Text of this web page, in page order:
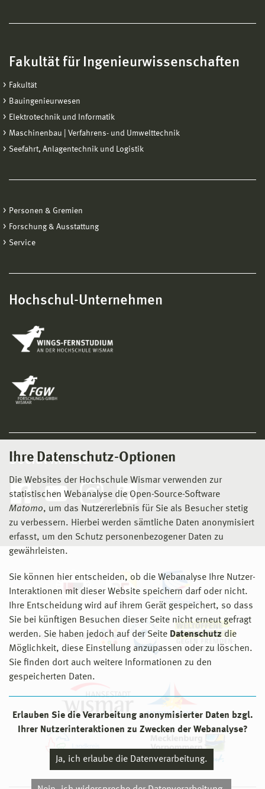
Ihre Datenschutz-Optionen
Die Websites der Hochschule Wismar verwenden zur
statistischen Webanalyse die Open-Source-Software
Matomo, um das Nutzererlebnis für Sie als Besucher stetig
zu verbessern. Hierbei werden sämtliche Daten anonymisiert
erfasst, um den Schutz personenbezogener Daten zu
gewährleisten.
Sie können hier entscheiden, ob die Webanalyse Ihre Nutzer-
Interaktionen mit dieser Website speichern darf oder nicht.
Ihre Entscheidung wird auf ihrem Gerät gespeichert, so dass
Sie bei künftigen Besuchen dieser Seite nicht erneut gefragt
werden. Sie haben jedoch auf der Seite Datenschutz die
Möglichkeit, diese Einstellung anzupassen oder zu löschen.
Sie finden dort auch weitere Informationen zu den
gespeicherten Daten.
Erlauben Sie die Verarbeitung anonymisierter Daten bzgl.
Ihrer Nutzerinteraktionen zu Zwecken der Webanalyse?
Ja, ich erlaube die Datenverarbeitung.
Fakultät für Ingenieurwissenschaften
Fakultät
Bauingenieurwesen
Elektrotechnik und Informatik
Maschinenbau | Verfahrens- und Umwelttechnik
Seefahrt, Anlagentechnik und Logistik
Personen & Gremien
Forschung & Ausstattung
Service
Hochschul-Unternehmen
Social Media